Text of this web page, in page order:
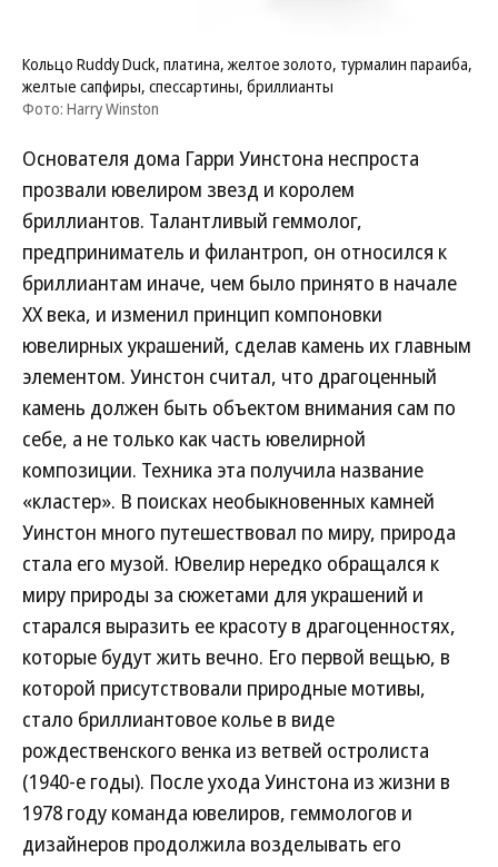
Кольцо Ruddy Duck, платина, желтое золото, турмалин параиба,
желтые сапфиры, спессартины, бриллианты
Фото: Harry Winston
Основателя дома Гарри Уинстона неспроста
прозвали ювелиром звезд и королем
бриллиантов. Талантливый геммолог,
предприниматель и филантроп, он относился к
бриллиантам иначе, чем было принято в начале
ХХ века, и изменил принцип компоновки
ювелирных украшений, сделав камень их главным
элементом. Уинстон считал, что драгоценный
камень должен быть объектом внимания сам по
себе, а не только как часть ювелирной
композиции. Техника эта получила название
«кластер». В поисках необыкновенных камней
Уинстон много путешествовал по миру, природа
стала его музой. Ювелир нередко обращался к
миру природы за сюжетами для украшений и
старался выразить ее красоту в драгоценностях,
которые будут жить вечно. Его первой вещью, в
которой присутствовали природные мотивы,
стало бриллиантовое колье в виде
рождественского венка из ветвей остролиста
(1940-е годы). После ухода Уинстона из жизни в
1978 году команда ювелиров, геммологов и
дизайнеров продолжила возделывать его